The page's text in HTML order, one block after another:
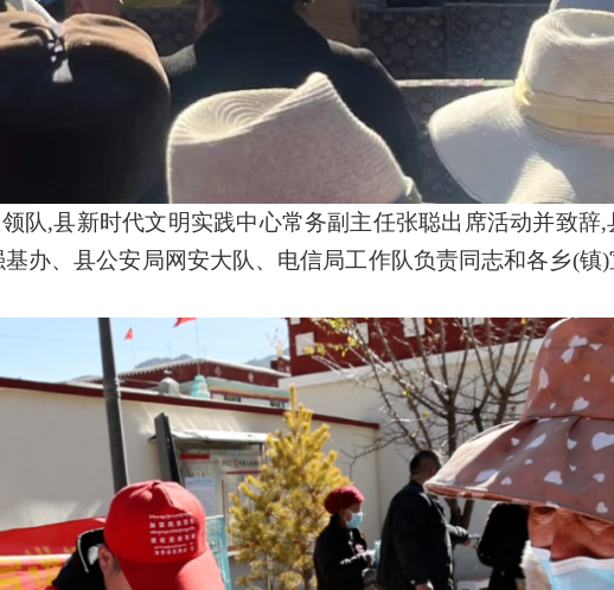
队,县新时代文明实践中心常务副主任张聪出席活动并致辞
办、县公安局网安大队、电信局工作队负责同志和各乡(镇